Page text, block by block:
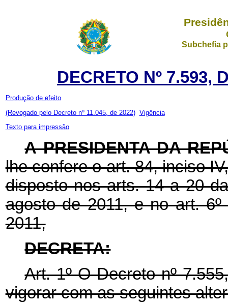
Subchefia
DECRETO Nº 7.593,
Produção de efeito
(Revogado pelo Decreto nº 11.045, de 2022) Vigência
Texto para impressão
A PRESIDENTA DA
lhe confere o art. 84, inciso
disposto nos arts. 14 a 20
agosto de 2011, e no art.
2011,
DECRETA:
Art. 1º O Decreto nº
vigorar com as seguintes